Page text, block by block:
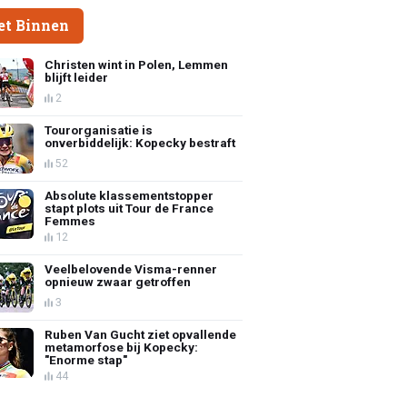
Binnen
Christen wint in Polen, Lemmen
blijft leider
2
Tourorganisatie is
onverbiddelijk: Kopecky bestraft
52
Absolute klassementstopper
stapt plots uit Tour de France
Femmes
12
Veelbelovende Visma-renner
opnieuw zwaar getroffen
3
Ruben Van Gucht ziet opvallende
metamorfose bij Kopecky:
"Enorme stap"
44